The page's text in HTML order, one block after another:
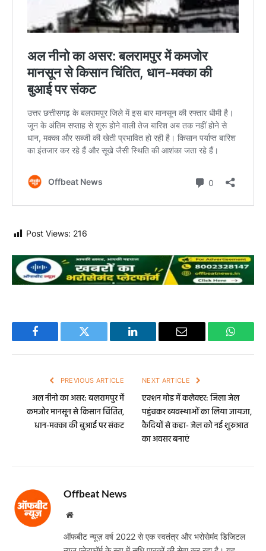
Post Views: 216
Facebook Twitter LinkedIn Email
PREVIOUS ARTICLE
अल नीनो का असर: बलरामपुर में
कमजोर मानसून से किसान चिंतित,
धान-मक्का की बुआई पर संकट
NEXT ARTICLE
एक्शन मोड में कलेक्टर: जिला जेल
पहुंचकर व्यवस्थाओं का लिया जायजा,
कैदियों से कहा- जेल को नई शुरुआत
का अवसर बनाएं
Offbeat News
Website
ऑफबीट न्यूज़ वर्ष 2022 से एक स्वतंत्र और भरोसेमंद डिजिटल